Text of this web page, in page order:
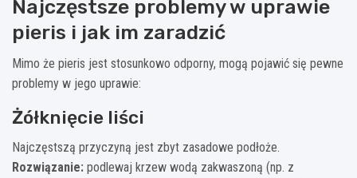
Najczęstsze problemy w uprawie
pieris i jak im zaradzić
Mimo że pieris jest stosunkowo odporny, mogą pojawić się pewne
problemy w jego uprawie:
Żółknięcie liści
Najczęstszą przyczyną jest zbyt zasadowe podłoże.
Rozwiązanie: podlewaj krzew wodą zakwaszoną (np. z